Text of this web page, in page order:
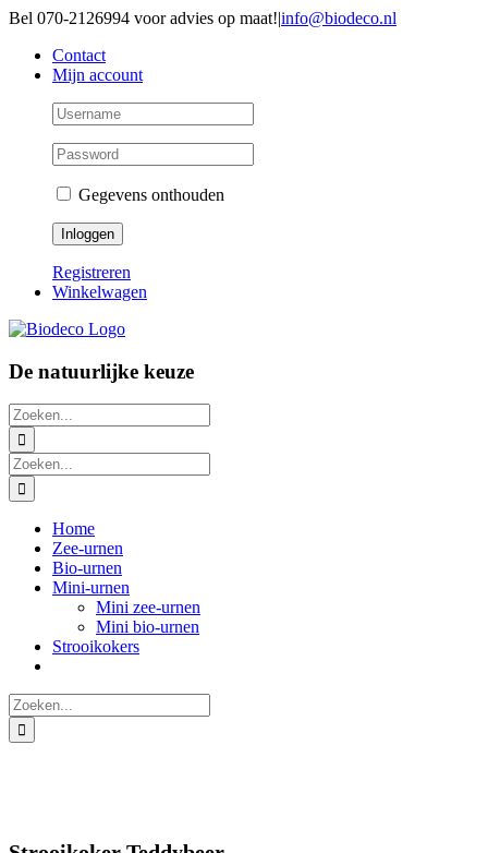
Ga
inhoud
Bel 070-2126994 voor advies op maat!|info@biodeco.nl
Contact
Mijn account
Gegevens onthouden
Registreren
Winkelwagen
De natuurlijke keuze
Zoeken
naar:
Zoeken
naar:
Home
Zee-urnen
Bio-urnen
Mini-urnen
Mini zee-urnen
Mini bio-urnen
Strooikokers
Zoeken
naar: